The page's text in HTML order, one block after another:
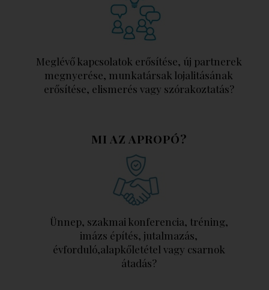
Meglévő kapcsolatok erősítése, új partnerek
megnyerése, munkatársak lojalitásának
erősítése, elismerés vagy szórakoztatás?
MI AZ APROPÓ?
Ünnep, szakmai konferencia, tréning,
imázs építés, jutalmazás,
évforduló,alapkőletétel vagy csarnok
átadás?